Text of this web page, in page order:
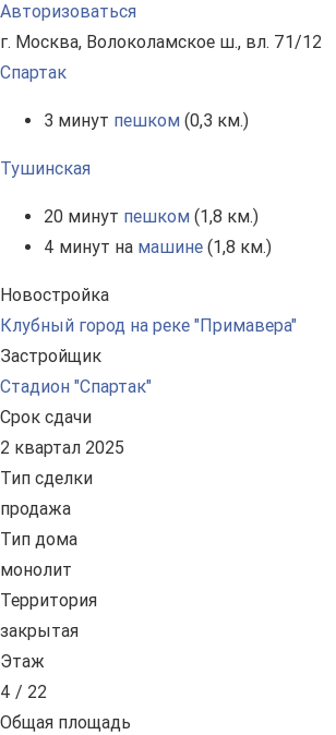
Авторизоваться
г. Москва, Волоколамское ш., вл. 71/12
Спартак
3 минут пешком (0,3 км.)
Тушинская
20 минут пешком (1,8 км.)
4 минут на машине (1,8 км.)
Новостройка
Клубный город на реке "Примавера"
Застройщик
Стадион "Спартак"
Срок сдачи
2 квартал 2025
Тип сделки
продажа
Тип дома
монолит
Территория
закрытая
Этаж
4 / 22
Общая площадь